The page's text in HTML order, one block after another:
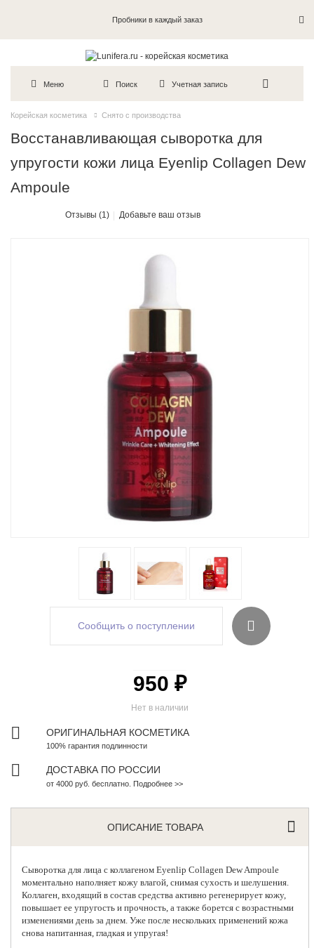
Пробники в каждый заказ
Меню Поиск Учетная запись
Корейская косметика Снято с производства
Восстанавливающая сыворотка для
упругости кожи лица Eyenlip Collagen Dew
Ampoule
Отзывы (1) Добавьте ваш отзыв
Сообщить о поступлении
Нет в наличии
950 ₽
ОРИГИНАЛЬНАЯ КОСМЕТИКА
100% гарантия подлинности
ДОСТАВКА ПО РОССИИ
от 4000 руб. бесплатно. Подробнее >>
ОПИСАНИЕ ТОВАРА
Сыворотка для лица с коллагеномEyenlip Collagen Dew Ampoule
моментально наполняет кожу влагой, снимая сухость и шелушения.
Коллаген, входящий в состав средства активно регенерирует кожу,
повышает ее упругость и прочность, а также борется с возрастными
изменениями день за днем. Уже после нескольких применений кожа
снова напитанная, гладкая и упругая!